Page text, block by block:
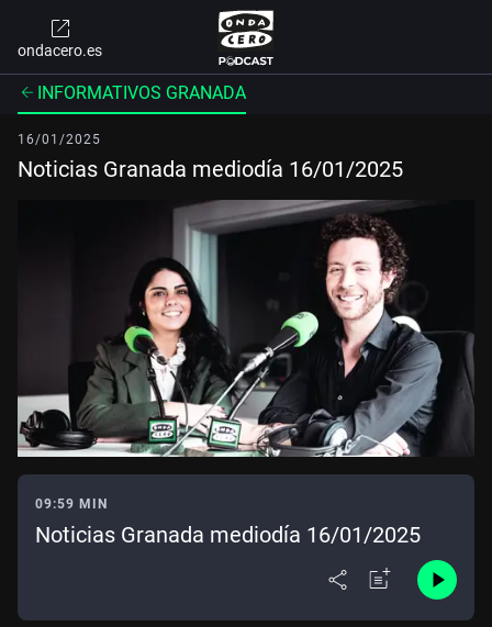
ondacero.es
INFORMATIVOS GRANADA
16/01/2025
Noticias Granada mediodía 16/01/2025
09:59 MIN
Noticias Granada mediodía 16/01/2025